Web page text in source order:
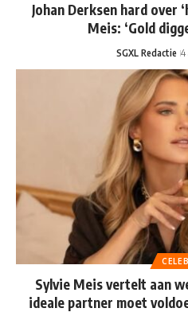
Johan Derksen hard over
Meis: ‘Gold
SGXL Redactie 4
Sylvie Meis vertelt aan
ideale partner moet